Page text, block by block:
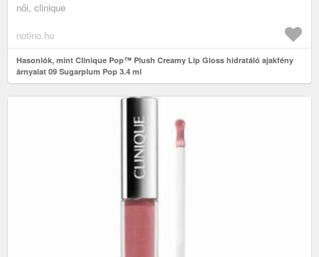
női, clinique
notino.hu
Hasonlók, mint Clinique Pop™ Plush Creamy Lip Gloss hidratáló ajakfény
árnyalat 09 Sugarplum Pop 3.4 ml